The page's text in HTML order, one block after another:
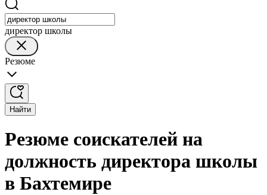
директор школы
Резюме
Найти
Резюме соискателей на
должность директора школы
в Бахтемире